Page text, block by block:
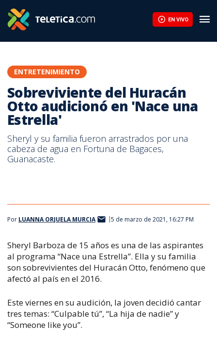
EN VIVO
ENTRETENIMIENTO
Sobreviviente del Huracán
Otto audicionó en 'Nace una
Estrella'
Sheryl y su familia fueron arrastrados por una
cabeza de agua en Fortuna de Bagaces,
Guanacaste.
Por LUANNA ORJUELA MURCIA 5 de marzo de 2021, 16:27 PM
Sheryl Barboza de 15 años es una de las aspirantes
al programa “Nace una Estrella”. Ella y su familia
son sobrevivientes del Huracán Otto, fenómeno que
afectó al país en el 2016.
Este viernes en su audición, la joven decidió cantar
tres temas: “Culpable tú”, “La hija de nadie” y
“Someone like you”.